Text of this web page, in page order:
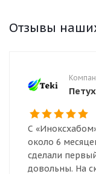
Отзывы
С
около 6
сделали
довольны. На